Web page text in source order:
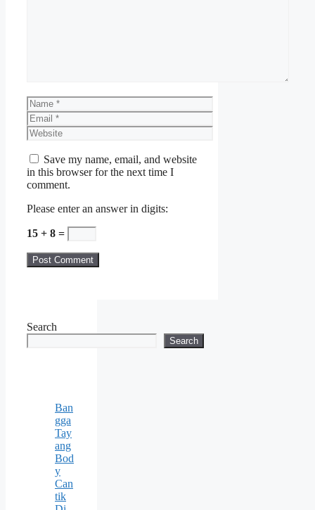
Name
Email
Website
Save my name, email, and website
in this browser for the next time I
comment.
Please enter an answer in digits:
15 + 8 =
Search
Search
Ban
gga
Tay
ang
Bod
y
Can
tik